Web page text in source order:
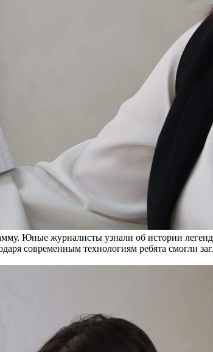
Юные журналисты узнали об истории
современным технологиям ребята смогли